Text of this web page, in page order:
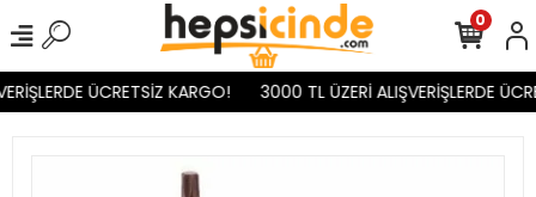
ÜCRETSİZ KARGO! 3000 TL ÜZERİ ALIŞVERİŞLERDE
0